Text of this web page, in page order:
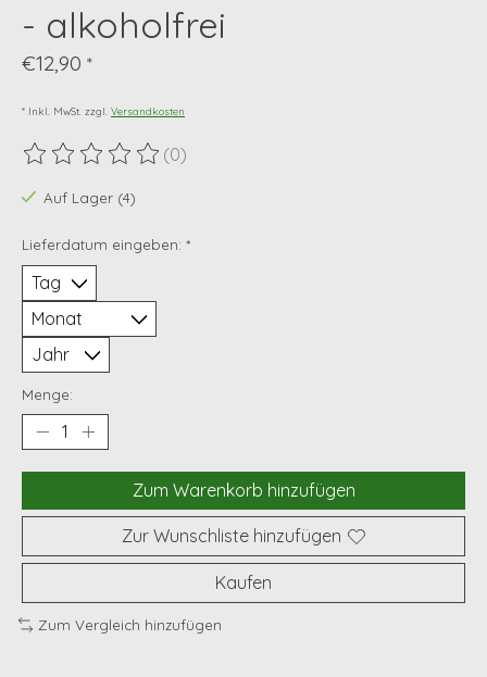
- alkoholfrei
€12,90 *
* Inkl. MwSt. zzgl. Versandkosten
Die Bewertung dieses Produkts ist
(0)
Auf Lager (4)
Lieferdatum eingeben: *
Menge:
Zum Warenkorb hinzufügen
Zur Wunschliste hinzufügen
Kaufen
Zum Vergleich hinzufügen